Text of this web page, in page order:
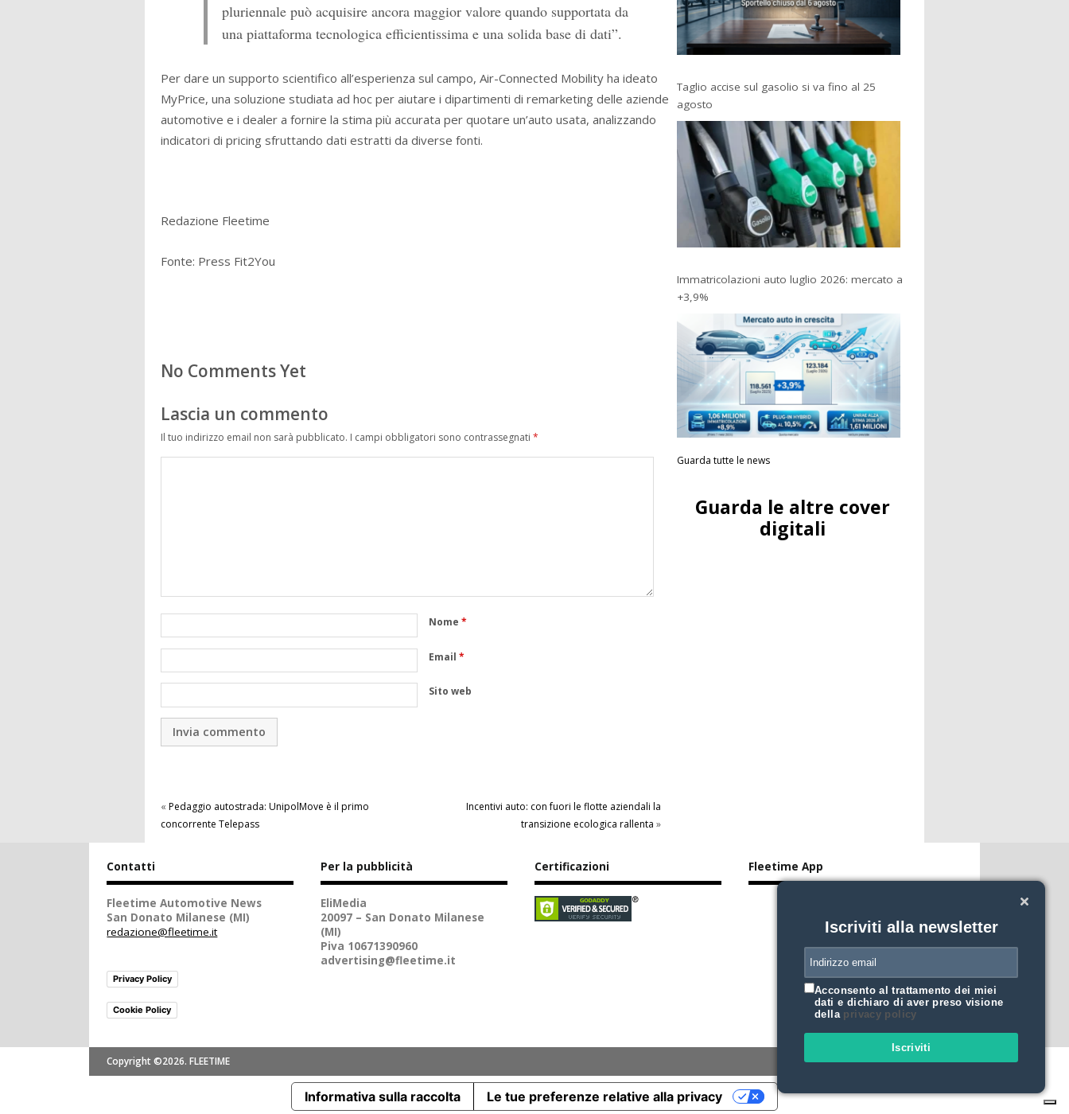
pluriennale può acquisire ancora maggior valore quando supportata da
una piattaforma tecnologica efficientissima e una solida base di dati”.
Per dare un supporto scientifico all’esperienza sul campo, Air-Connected Mobility ha ideato
MyPrice, una soluzione studiata ad hoc per aiutare i dipartimenti di remarketing delle aziende
automotive e i dealer a fornire la stima più accurata per quotare un’auto usata, analizzando
indicatori di pricing sfruttando dati estratti da diverse fonti.
Redazione Fleetime
Fonte: Press Fit2You
No Comments Yet
Lascia un commento
Il tuo indirizzo email non sarà pubblicato. I campi obbligatori sono contrassegnati *
Nome *
Email *
Sito web
« Pedaggio autostrada: UnipolMove è il primo
concorrente Telepass
Incentivi auto: con fuori le flotte aziendali la
transizione ecologica rallenta »
Taglio accise sul gasolio si va fino al 25
agosto
Immatricolazioni auto luglio 2026: mercato a
+3,9%
Guarda tutte le news
Iscriviti alla newsletter
Acconsento al trattamento dei miei
dati e dichiaro di aver preso visione
della privacy policy
Iscriviti
Guarda le altre cover
digitali
Contatti
Fleetime Automotive News
San Donato Milanese (MI)
redazione@fleetime.it
Privacy Policy
Cookie Policy
Per la pubblicità
EliMedia
20097 – San Donato Milanese
(MI)
Piva 10671390960
advertising@fleetime.it
Certificazioni Fleetime App
Copyright ©2026. FLEETIME
Informativa sulla raccolta Le tue preferenze relative alla privacy